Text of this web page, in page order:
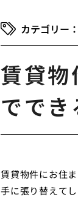
賃貸
でで
賃貸物件にお住
手に張り替えて